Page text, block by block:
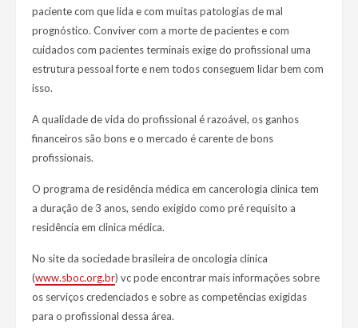
paciente com que lida e com muitas patologias de mal
prognóstico. Conviver com a morte de pacientes e com
cuidados com pacientes terminais exige do profissional uma
estrutura pessoal forte e nem todos conseguem lidar bem com
isso.
A qualidade de vida do profissional é razoável, os ganhos
financeiros são bons e o mercado é carente de bons
profissionais.
O programa de residência médica em cancerologia clinica tem
a duração de 3 anos, sendo exigido como pré requisito a
residência em clinica médica.
No site da sociedade brasileira de oncologia clinica
(www.sboc.org.br) vc pode encontrar mais informações sobre
os serviços credenciados e sobre as competências exigidas
para o profissional dessa área.